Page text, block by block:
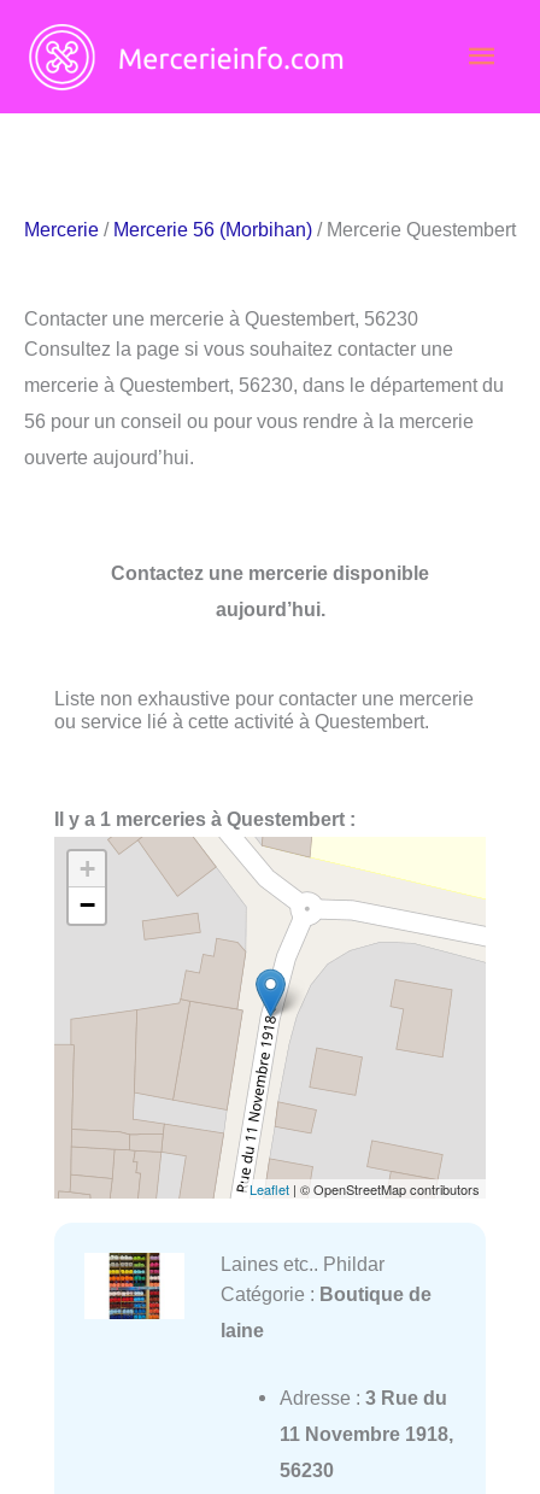
contenu
Mercerie / Mercerie 56 (Morbihan) / Mercerie Questembert
Contacter une mercerie à Questembert, 56230
Consultez la page si vous souhaitez contacter une
mercerie à Questembert, 56230, dans le département du
56 pour un conseil ou pour vous rendre à la mercerie
ouverte aujourd’hui.
Contactez une mercerie disponible
aujourd’hui.
Liste non exhaustive pour contacter une mercerie
ou service lié à cette activité à Questembert.
Il y a 1 merceries à Questembert :
+
−
Leaflet | © OpenStreetMap contributors
Laines etc.. Phildar
Catégorie : Boutique de
laine
Adresse : 3 Rue du
11 Novembre 1918,
56230